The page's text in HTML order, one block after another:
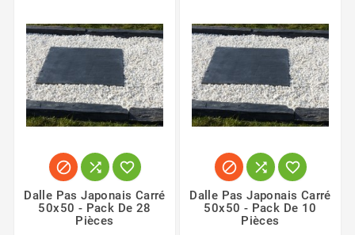
  
Dalle Pas Japonais Carré
50x50 - Pack De 28
Pièces
  
Dalle Pas Japonais Carré
50x50 - Pack De 10
Pièces